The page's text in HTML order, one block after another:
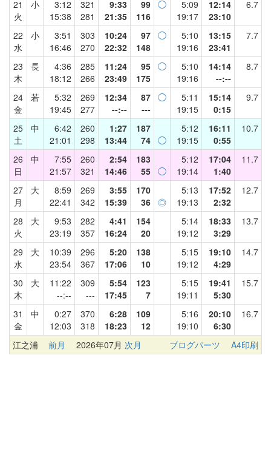
21
火
小
3:12
15:38
321
281
9:33
21:35
99
116
◯
5:09
19:17
12:14
23:10
6.7
22
水
小
3:51
16:46
303
270
10:24
22:32
97
148
◯
5:10
19:16
13:15
23:41
7.7
23
木
長
4:36
18:12
285
266
11:24
23:49
95
175
◯
5:10
19:16
14:14
--:--
8.7
24
金
若
5:32
19:45
269
277
12:34
--:--
87
---
◯
5:11
19:15
15:14
0:15
9.7
25
土
中
6:42
21:01
260
298
1:27
13:44
187
74 ◯
5:12
19:15
16:11
0:55
10.7
26
日
中
7:55
21:57
260
321
2:54
14:46
183
55 ◯
5:12
19:14
17:04
1:40
11.7
27
月
大
8:59
22:41
269
342
3:55
15:39
170
36 ◎
5:13
19:13
17:52
2:32
12.7
28
火
大
9:53
23:19
282
357
4:41
16:24
154
20
5:14
19:12
18:33
3:29
13.7
29
水
大
10:39
23:54
296
367
5:20
17:06
138
10
5:15
19:12
19:10
4:29
14.7
30
木
大
11:22
--:--
309
---
5:54
17:45
123
7
5:15
19:11
19:41
5:30
15.7
31
金
中
0:27
12:03
370
318
6:28
18:23
109
12
5:16
19:10
20:10
6:30
16.7
江之浦 前月 2026年07月 次月 ブログパーツ A4印刷